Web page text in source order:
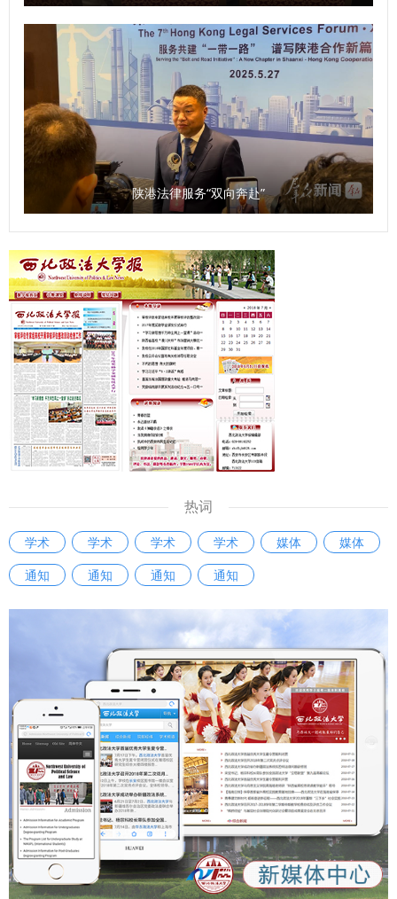
陕港法律服务“双向奔赴”
热词
学术 学术 学术 学术 媒体
媒体
通知
通知 通知 通知